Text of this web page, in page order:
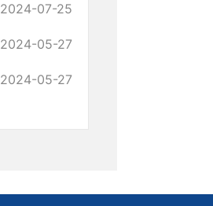
2024-07-25
2024-05-27
2024-05-27